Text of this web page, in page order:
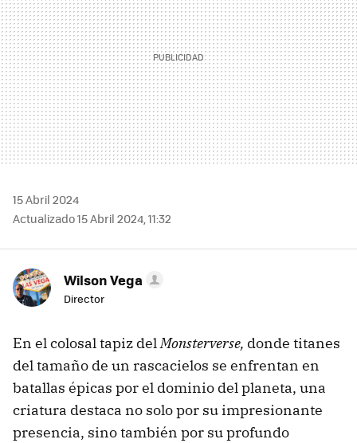
15 Abril 2024
Actualizado 15 Abril 2024, 11:32
Wilson Vega
Director
En el colosal tapiz delMonsterverse, donde titanes
del tamaño de un rascacielos se enfrentan en
batallas épicas por el dominio del planeta, una
criatura destaca no solo por su impresionante
presencia, sino también por su profundo